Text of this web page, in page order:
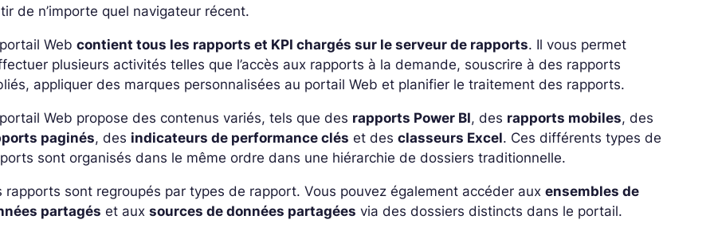
de n’importe quel navigateur récent.
Webcontient tous les rapports et KPI chargés sur le serveur de rapports. Il vous permet
plusieurs activités telles que l’accès aux rapports à la demande, souscrire à des rapports
appliquer des marques personnalisées au portail Web et planifier le traitement des rapports.
Web propose des contenus variés, tels que des rapports Power BI, des rapports mobiles, des
paginés, des indicateurs de performance clés et desclasseurs Excel. Ces différents types de
sont organisés dans le même ordre dans une hiérarchie de dossiers traditionnelle.
rapports sont regroupés par types de rapport. Vous pouvez également accéder auxensembles de
partagés et auxsources de données partagées via des dossiers distincts dans le portail.